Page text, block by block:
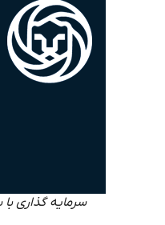
سرمایه گذاری با سود 40%